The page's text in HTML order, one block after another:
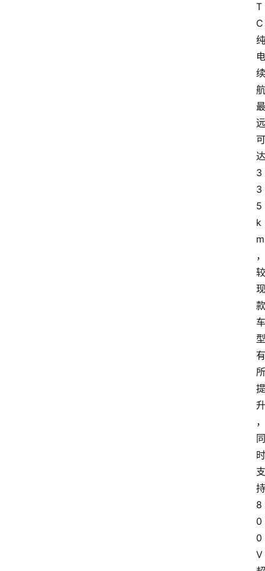
T
C
纯
电
续
航
最
远
可
达
3
3
5
k
m
，
较
现
款
车
型
有
所
提
升
，
同
时
支
持
8
0
0
V